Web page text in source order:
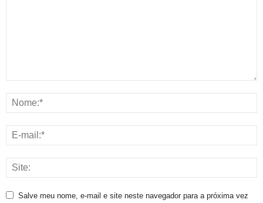
Salve meu nome, e-mail e site neste navegador para a próxima vez